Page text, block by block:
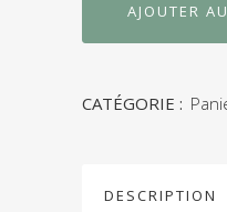
AJOUTER
CATÉGORIE :
DESCRIPTION